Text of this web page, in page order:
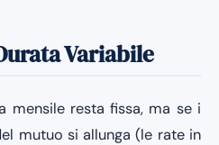
Variabile
mensile resta fissa, ma se i
mutuo si allunga (le rate in